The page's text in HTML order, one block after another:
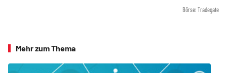
Börse: Tradegate
Mehr zum Thema